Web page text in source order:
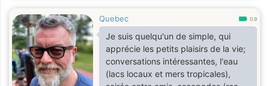
Quebec 0.9
Je suis quelqu'un de simple, qui
apprécie les petits plaisirs de la vie;
conversations intéressantes, l'eau
(lacs locaux et mers tropicales),